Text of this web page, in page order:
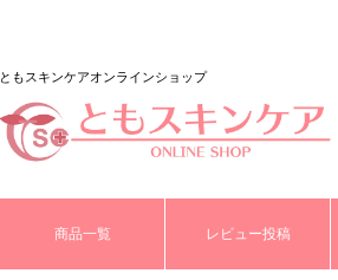
ともスキンケアオンラインショップ
商品一覧 レビュー投稿